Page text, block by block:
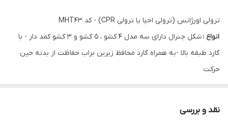
ترولی اورژانس (ترولی احیا یا ترولی CPR) - کد MHT43
انواع :
شکل جنرال دارای سه مدل 4 کشو ، 5 کشو و 3 کشو کمد دار - با
گارد طبقه بالا -به همراه گارد محافظ زیرین براب حفاظت از بدنه حین
حرکت
نقد و بررسی